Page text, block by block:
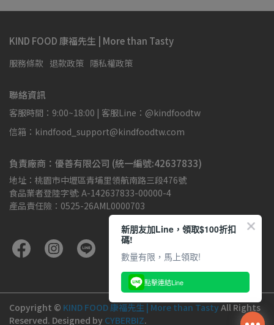
KIND FOOD 康福先生 | More than Tasty
服務條款 退款政策 隱私權政策
聯絡資訊
客服時間：9:00~18:00 | 客服Line：@kindfoodtw
信箱：kindfood_support@kindfoodtw.com
負責廠商：優善有限公司 (統一編號:42637833)
地址：桃園市中壢區青埔里領航南路三段476號
食品業者登陸字號: A-142637833-00000-4
產品責任險：0525-26AML0000703
Copyright © KIND FOOD 康福先生 | More than Tasty All Rights
Reserved. Designed by CYBERBIZ.
新朋友加Line，領取$100折扣
碼!
數量有限，馬上領取!
點擊連結Line